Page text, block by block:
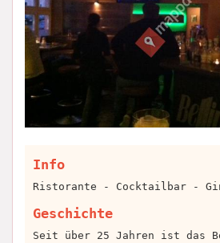
Info
Ristorante - Cocktailbar -
Geschichte
Seit über 25 Jahren ist das